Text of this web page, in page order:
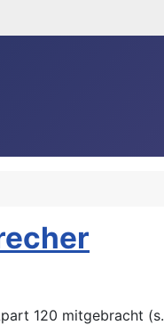
120 mitgebracht (s.